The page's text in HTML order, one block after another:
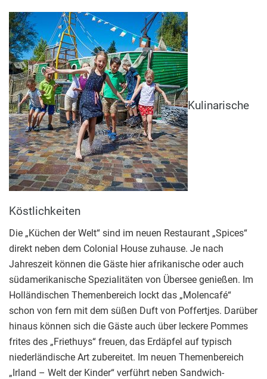
Kulinarische
Köstlichkeiten
Die „Küchen der Welt“ sind im neuen Restaurant „Spices“
direkt neben dem Colonial House zuhause. Je nach
Jahreszeit können die Gäste hier afrikanische oder auch
südamerikanische Spezialitäten von Übersee genießen. Im
Holländischen Themenbereich lockt das „Molencafé“
schon von fern mit dem süßen Duft von Poffertjes. Darüber
hinaus können sich die Gäste auch über leckere Pommes
frites des „Friethuys“ freuen, das Erdäpfel auf typisch
niederländische Art zubereitet. Im neuen Themenbereich
„Irland – Welt der Kinder“ verführt neben Sandwich-